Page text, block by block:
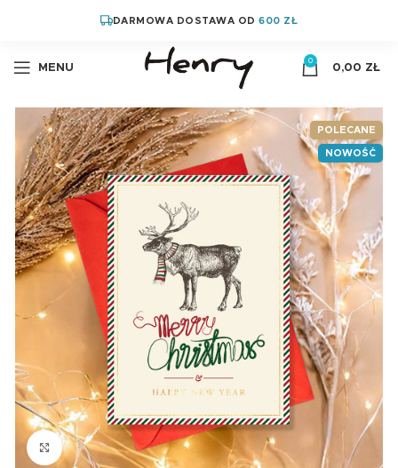
DARMOWA DOSTAWA OD600 ZŁ
MENU
0
0,00 ZŁ
POLECANE
NOWOŚĆ
Kliknij aby powiększyć